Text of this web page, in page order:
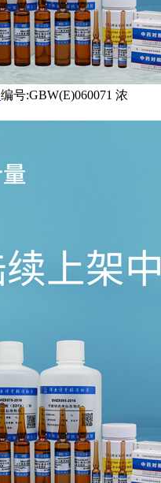
编号:GBW(E)060071 浓